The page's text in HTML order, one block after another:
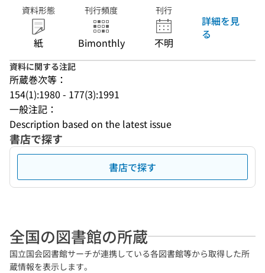
資料形態
紙
刊行頻度
Bimonthly
刊行
不明
詳細を見
る
資料に関する注記
所蔵巻次等：
154(1):1980 - 177(3):1991
一般注記：
Description based on the latest issue
書店で探す
書店で探す
全国の図書館の所蔵
国立国会図書館サーチが連携している各図書館等から取得した所
蔵情報を表示します。